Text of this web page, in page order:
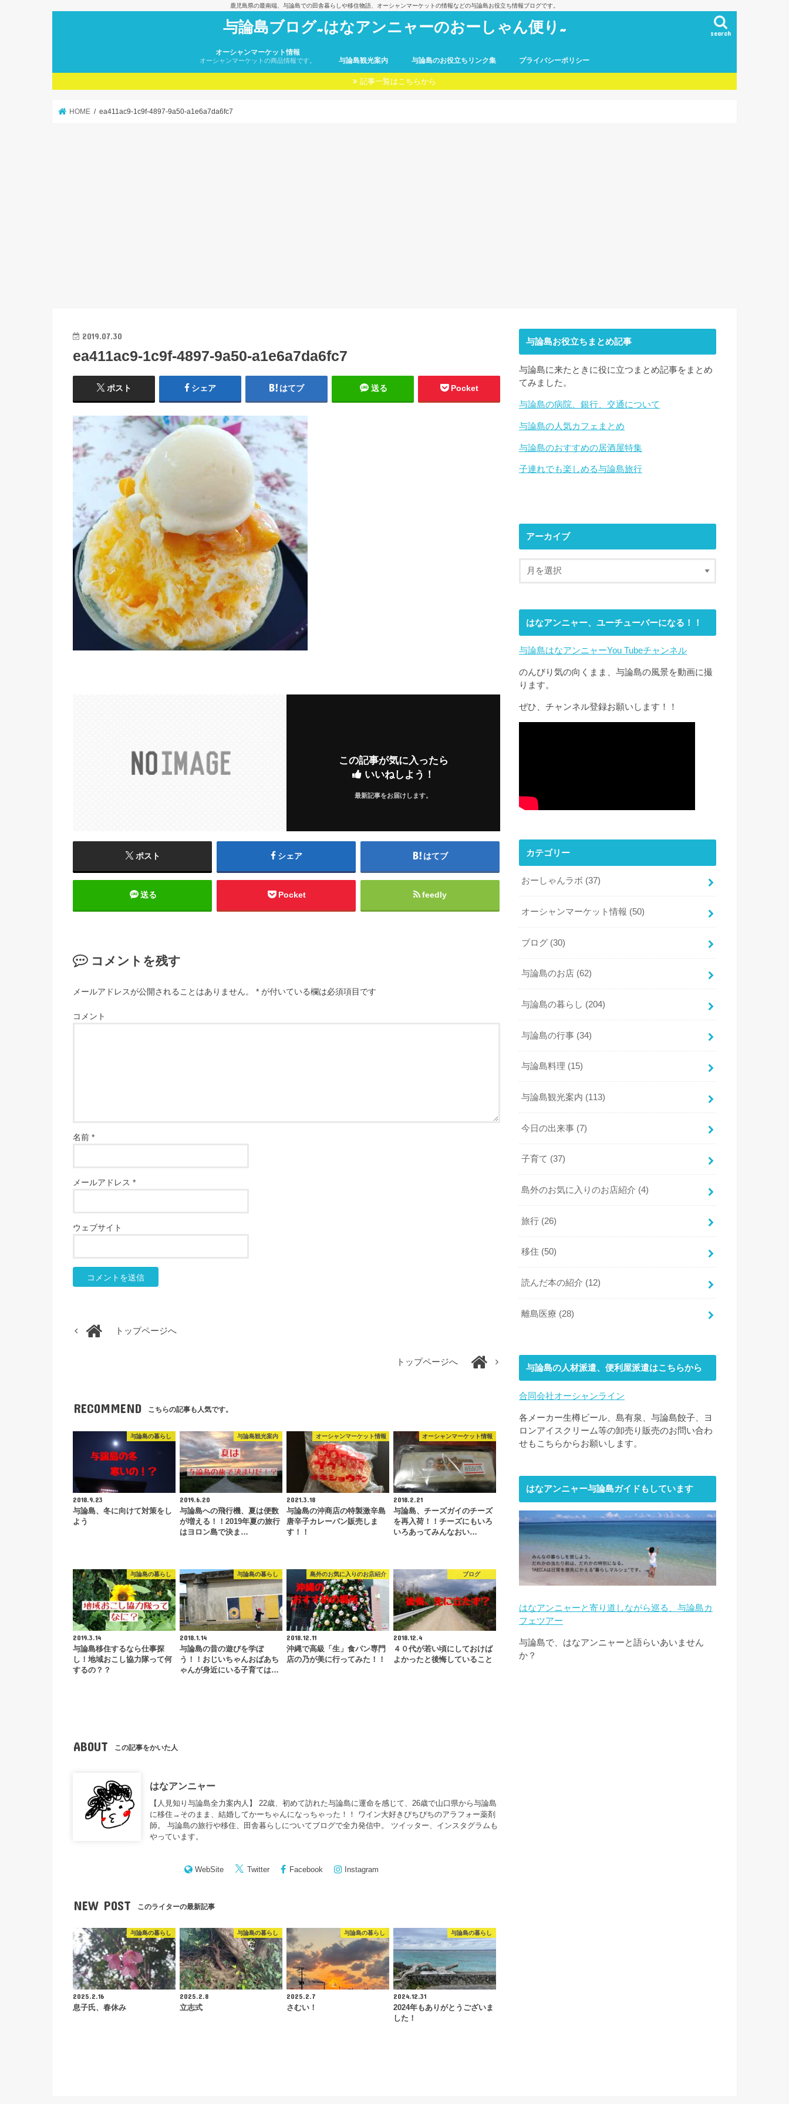
鹿児島県の最南端、与論島での田舎暮らしや移住物語、オーシャンマーケットの情報などの与論島お役立ち情報ブログです。
与論島ブログ~はなアンニャーのおーしゃん便り~ search
オーシャンマーケット情報
オーシャンマーケットの商品情報です。 与論島観光案内 与論島のお役立ちリンク集 プライバシーポリシー
記事一覧はこちらから
HOME ea411ac9-1c9f-4897-9a50-a1e6a7da6fc7
2019.07.30
ea411ac9-1c9f-4897-9a50-a1e6a7da6fc7
ポスト シェア はてブ 送る Pocket
この記事が気に入ったら
いいねしよう！
最新記事をお届けします。
ポスト シェア はてブ
送る Pocket feedly
コメントを残す
メールアドレスが公開されることはありません。 * が付いている欄は必須項目です
コメント
名前 *
メールアドレス *
ウェブサイト
トップページへ
トップページへ
RECOMMEND こちらの記事も人気です。
与論島の暮らし
2018.9.23
与論島、冬に向けて対策をし
よう
与論島観光案内
2019.6.20
与論島への飛行機、夏は便数
が増える！！2019年夏の旅行
はヨロン島で決ま…
オーシャンマーケット情報
2021.3.18
与論島の沖商店の特製激辛島
唐辛子カレーパン販売しま
す！！
オーシャンマーケット情報
2018.2.21
与論島、チーズガイのチーズ
を再入荷！！チーズにもいろ
いろあってみんなおい…
与論島の暮らし
2019.3.14
与論島移住するなら仕事探
し！地域おこし協力隊って何
するの？？
与論島の暮らし
2018.1.14
与論島の昔の遊びを学ぼ
う！！おじいちゃんおばあち
ゃんが身近にいる子育ては…
島外のお気に入りのお店紹介
2018.12.11
沖縄で高級「生」食パン専門
店の乃が美に行ってみた！！
ブログ
2018.12.4
４０代が若い頃にしておけば
よかったと後悔していること
ABOUT この記事をかいた人
はなアンニャー
【人見知り与論島全力案内人】 22歳、初めて訪れた与論島に運命を感じて、26歳で山口県から与論島
に移住→そのまま、結婚してかーちゃんになっちゃった！！ ワイン大好きぴちぴちのアラフォー薬剤
師。 与論島の旅行や移住、田舎暮らしについてブログで全力発信中。 ツイッター、インスタグラムも
やっています。
WebSite Twitter Facebook Instagram
NEW POST このライターの最新記事
与論島の暮らし
2025.2.16
息子氏、春休み
与論島の暮らし
2025.2.8
立志式
与論島の暮らし
2025.2.7
さむい！
与論島の暮らし
2024.12.31
2024年もありがとうございま
した！
与論島お役立ちまとめ記事
与論島に来たときに役に立つまとめ記事をまとめ
てみました。
与論島の病院、銀行、交通について
与論島の人気カフェまとめ
与論島のおすすめの居酒屋特集
子連れでも楽しめる与論島旅行
アーカイブ
はなアンニャー、ユーチューバーになる！！
与論島はなアンニャーYou Tubeチャンネル
のんびり気の向くまま、与論島の風景を動画に撮
ります。
ぜひ、チャンネル登録お願いします！！
カテゴリー
おーしゃんラボ (37)
オーシャンマーケット情報 (50)
ブログ (30)
与論島のお店 (62)
与論島の暮らし (204)
与論島の行事 (34)
与論島料理 (15)
与論島観光案内 (113)
今日の出来事 (7)
子育て (37)
島外のお気に入りのお店紹介 (4)
旅行 (26)
移住 (50)
読んだ本の紹介 (12)
離島医療 (28)
与論島の人材派遣、便利屋派遣はこちらから
合同会社オーシャンライン
各メーカー生樽ビール、島有泉、与論島餃子、ヨ
ロンアイスクリーム等の卸売り販売のお問い合わ
せもこちらからお願いします。
はなアンニャー与論島ガイドもしています
はなアンニャーと寄り道しながら巡る、与論島カ
フェツアー
与論島で、はなアンニャーと語らいあいません
か？